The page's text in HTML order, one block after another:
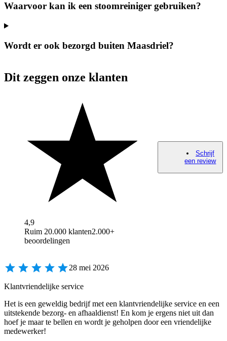
Waarvoor kan ik een stoomreiniger gebruiken?
Wordt er ook bezorgd buiten Maasdriel?
Dit zeggen onze klanten
4,9
Ruim 20.000 klanten2.000+
beoordelingen
Schrijf
een review
28 mei 2026
Klantvriendelijke service
Het is een geweldig bedrijf met een klantvriendelijke service en een
uitstekende bezorg- en afhaaldienst! En kom je ergens niet uit dan
hoef je maar te bellen en wordt je geholpen door een vriendelijke
medewerker!